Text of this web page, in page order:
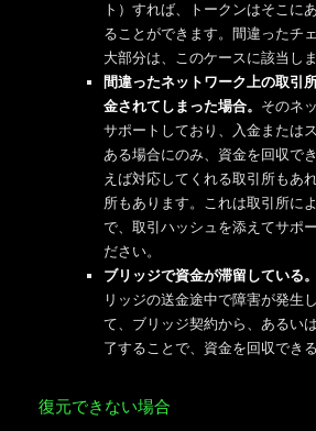
ト）すれば、トークンはそこに
ることができます。間違ったチ
大部分は、このケースに該当しま
間違ったネットワーク上の取引
金されてしまった場合。 そのネ
サポートしており、入金または
ある場合にのみ、資金を回収で
えば対応してくれる取引所もあ
所もあります。これは取引所に
で、取引ハッシュを添えてサポ
ださい。
ブリッジで資金が滞留している。
リッジの送金途中で障害が発生
て、ブリッジ契約から、あるい
了することで、資金を回収でき
復元できない場合